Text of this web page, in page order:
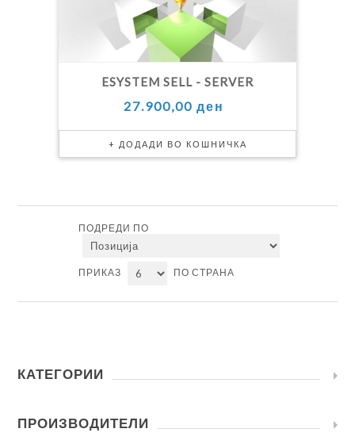
ESYSTEM SELL - SERVER
27.900,00 ден
ПОДРЕДИ ПО
ПРИКАЗ ПО СТРАНА
КАТЕГОРИИ
ПРОИЗВОДИТЕЛИ